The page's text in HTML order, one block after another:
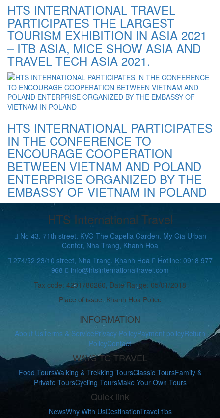
HTS INTERNATIONAL TRAVEL
PARTICIPATES THE LARGEST
TOURISM EXHIBITION IN ASIA 2021
– ITB ASIA, MICE SHOW ASIA AND
TRAVEL TECH ASIA 2021.
HTS INTERNATIONAL PARTICIPATES
IN THE CONFERENCE TO
ENCOURAGE COOPERATION
BETWEEN VIETNAM AND POLAND
ENTERPRISE ORGANIZED BY THE
EMBASSY OF VIETNAM IN POLAND
HTS International Travel
No 43, 71th street, KVG The Capella Garden, My Gia Urban
Center, Nha Trang, Khanh Hoa
274/52 23/10 street, Nha Trang, Khanh Hoa
Hotline: 0918 977
968
info@htsinternationaltravel.com
Tax code: 4201786260, Date Range: 05/01/2018
Place of issue: Khanh Hoa Police
INFORMATION
About UsTerms & ServicePrivacy PolicyPayment policyReturn
PolicyContact
WAYS TO TRAVEL
Food ToursWalking & Trekking ToursClassic ToursFamily &
Private ToursCycling ToursMake Your Own Tours
Quick link
NewsWhy With UsDestinationTravel tips